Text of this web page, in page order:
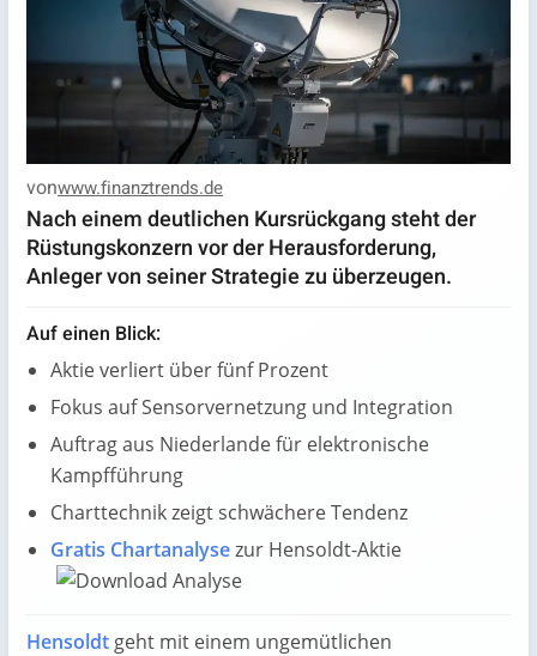
vonwww.finanztrends.de
Nach einem deutlichen Kursrückgang steht der
Rüstungskonzern vor der Herausforderung,
Anleger von seiner Strategie zu überzeugen.
Auf einen Blick:
Aktie verliert über fünf Prozent
Fokus auf Sensorvernetzung und Integration
Auftrag aus Niederlande für elektronische
Kampfführung
Charttechnik zeigt schwächere Tendenz
Gratis Chartanalysezur Hensoldt-Aktie
Hensoldt geht mit einem ungemütlichen